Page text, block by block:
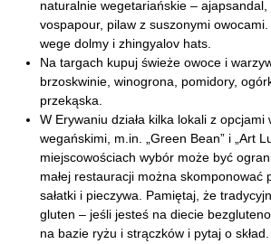
naturalnie wegetariańskie –
vospapour, pilaw z suszonymi
wege dolmy i zhingyalov hats.
Na targach kupuj świeże owoce i
brzoskwinie, winogrona, pomidory,
przekąska.
W Erywaniu działa kilka lokali z opcjami
wegańskimi, m.in. „Green Bean” i „Art
miejscowościach wybór może być
małej restauracji można skomponować
sałatki i pieczywa. Pamiętaj, że
gluten – jeśli jesteś na diecie
na bazie ryżu i strączków i pytaj o skład.